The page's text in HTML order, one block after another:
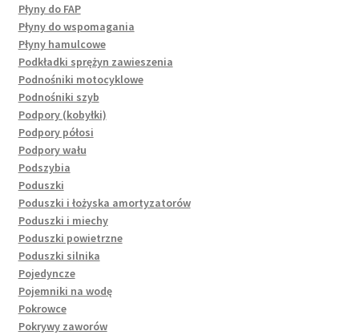
Płyny do FAP
Płyny do wspomagania
Płyny hamulcowe
Podkładki sprężyn zawieszenia
Podnośniki motocyklowe
Podnośniki szyb
Podpory (kobyłki)
Podpory półosi
Podpory wału
Podszybia
Poduszki
Poduszki i łożyska amortyzatorów
Poduszki i miechy
Poduszki powietrzne
Poduszki silnika
Pojedyncze
Pojemniki na wodę
Pokrowce
Pokrywy zaworów